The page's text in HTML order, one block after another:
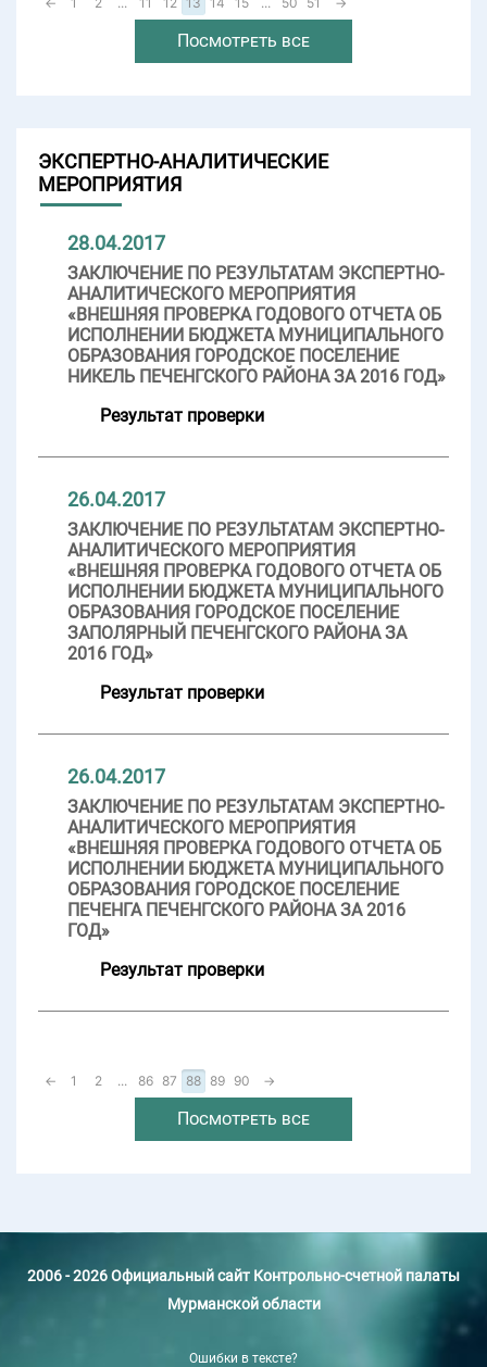
Посмотреть все
ЭКСПЕРТНО-АНАЛИТИЧЕСКИЕ
МЕРОПРИЯТИЯ
28.04.2017
ЗАКЛЮЧЕНИЕ ПО РЕЗУЛЬТАТАМ ЭКСПЕРТНО-
АНАЛИТИЧЕСКОГО МЕРОПРИЯТИЯ
«ВНЕШНЯЯ ПРОВЕРКА ГОДОВОГО ОТЧЕТА ОБ
ИСПОЛНЕНИИ БЮДЖЕТА МУНИЦИПАЛЬНОГО
ОБРАЗОВАНИЯ ГОРОДСКОЕ ПОСЕЛЕНИЕ
НИКЕЛЬ ПЕЧЕНГСКОГО РАЙОНА ЗА 2016 ГОД»
Результат проверки
26.04.2017
ЗАКЛЮЧЕНИЕ ПО РЕЗУЛЬТАТАМ ЭКСПЕРТНО-
АНАЛИТИЧЕСКОГО МЕРОПРИЯТИЯ
«ВНЕШНЯЯ ПРОВЕРКА ГОДОВОГО ОТЧЕТА ОБ
ИСПОЛНЕНИИ БЮДЖЕТА МУНИЦИПАЛЬНОГО
ОБРАЗОВАНИЯ ГОРОДСКОЕ ПОСЕЛЕНИЕ
ЗАПОЛЯРНЫЙ ПЕЧЕНГСКОГО РАЙОНА ЗА
2016 ГОД»
Результат проверки
26.04.2017
ЗАКЛЮЧЕНИЕ ПО РЕЗУЛЬТАТАМ ЭКСПЕРТНО-
АНАЛИТИЧЕСКОГО МЕРОПРИЯТИЯ
«ВНЕШНЯЯ ПРОВЕРКА ГОДОВОГО ОТЧЕТА ОБ
ИСПОЛНЕНИИ БЮДЖЕТА МУНИЦИПАЛЬНОГО
ОБРАЗОВАНИЯ ГОРОДСКОЕ ПОСЕЛЕНИЕ
ПЕЧЕНГА ПЕЧЕНГСКОГО РАЙОНА ЗА 2016
ГОД»
Результат проверки
← 1 2 ... 86 87 88 89 90 →
Посмотреть все
2006 - 2026 Официальный сайт Контрольно-счетной палаты
Мурманской области
Ошибки в тексте?